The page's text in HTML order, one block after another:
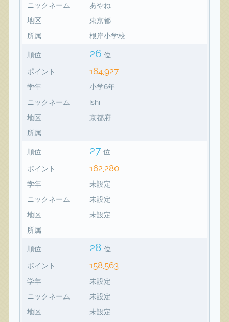
ニックネーム
あやね
地区
東京都
所属
根岸小学校
順位 26 位
ポイント 164,927
学年
小学6年
ニックネーム
Ishi
地区
京都府
所属
順位 27 位
ポイント 162,280
学年
未設定
ニックネーム
未設定
地区
未設定
所属
順位 28 位
ポイント 158,563
学年
未設定
ニックネーム
未設定
地区
未設定